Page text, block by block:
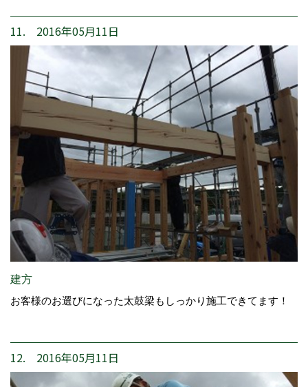
11. 2016年05月11日
建方
お客様のお選びになった太鼓梁もしっかり施工できてます！
12. 2016年05月11日